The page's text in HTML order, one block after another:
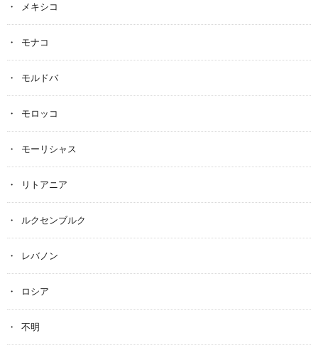
メキシコ
モナコ
モルドバ
モロッコ
モーリシャス
リトアニア
ルクセンブルク
レバノン
ロシア
不明